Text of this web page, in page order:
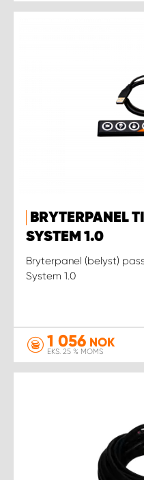
BRYTERPANEL
SYSTEM 1.0
Bryterpanel (belyst)
System 1.0
1 056 NOK
EKS. 25 % MOMS